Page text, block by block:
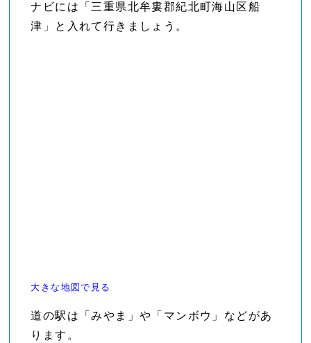
ナビには「三重県北牟婁郡紀北町海山区船
津」と入れて行きましょう。
大きな地図で見る
道の駅は「みやま」や「マンボウ」などがあ
ります。